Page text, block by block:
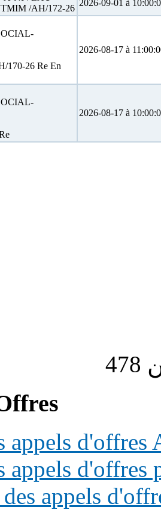
/AH/172-26
2026-09-01 à
170-26 Re En
2026-08-17 à
2026-08-17 à
appels d'offres
appels d'offres
appels